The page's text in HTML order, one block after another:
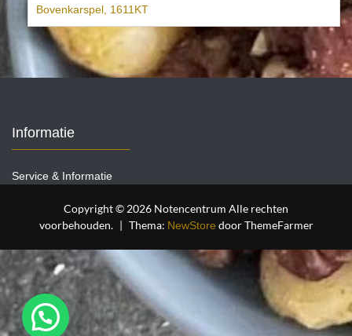
Bovenkarspel 1611KT
Informatie
Service & Informatie
Copyright © 2026 Notencentrum Alle rechten
voorbehouden. | Thema: NewStore door ThemeFarmer